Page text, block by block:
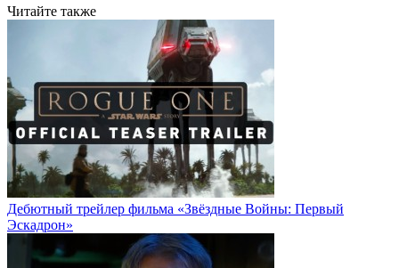
Читайте также
Дебютный трейлер фильма «Звёздные Войны: Первый
Эскадрон»